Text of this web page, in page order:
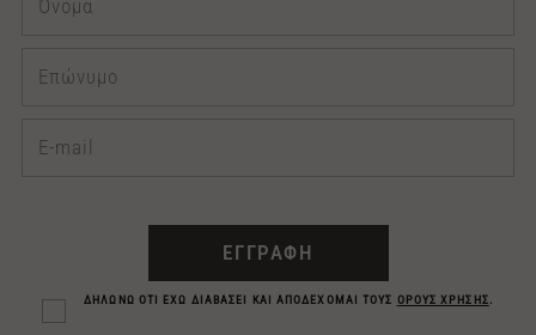
ΕΓΓΡΑΦΗ
ΔΗΛΩΝΩ ΟΤΙ ΕΧΩ ΔΙΑΒΑΣΕΙ ΚΑΙ ΑΠΟΔΕΧΟΜΑΙ ΤΟΥΣ ΟΡΟΥΣ ΧΡΗΣΗΣ.